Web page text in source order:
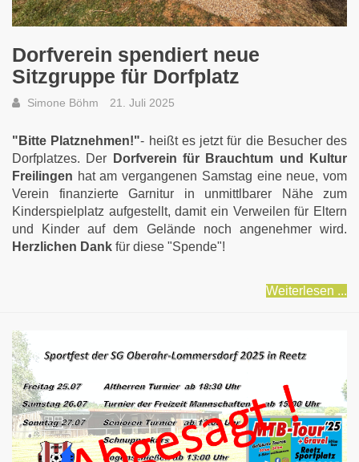
Dorfverein spendiert neue
Sitzgruppe für Dorfplatz
Simone Böhm 21. Juli 2025
"Bitte Platznehmen!"- heißt es jetzt für die Besucher des
Dorfplatzes. Der
Dorfverein für Brauchtum und Kultur
Freilingen hat am vergangenen Samstag eine neue, vom
Verein finanzierte Garnitur in unmittlbarer Nähe zum
Kinderspielplatz aufgestellt, damit ein Verweilen für Eltern
und Kinder auf dem Gelände noch angenehmer wird.
Herzlichen Dank für diese "Spende"!
Weiterlesen ...